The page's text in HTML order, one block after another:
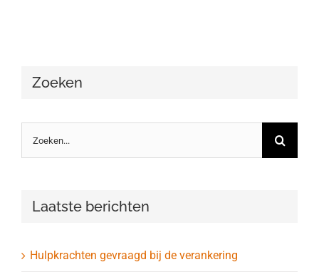
Zoeken
naar:
Laatste berichten
Hulpkrachten gevraagd bij de verankering